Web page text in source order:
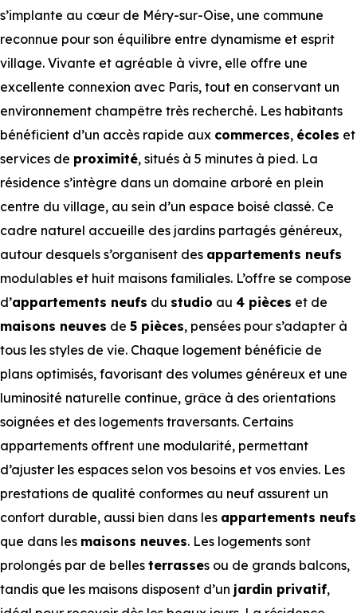
s’implante au cœur de Méry-sur-Oise, une commune
reconnue pour son équilibre entre dynamisme et esprit
village. Vivante et agréable à vivre, elle offre une
excellente connexion avec Paris, tout en conservant un
environnement champêtre très recherché. Les habitants
bénéficient d’un accès rapide aux commerces, écoles et
services de proximité, situés à 5 minutes à pied. La
résidence s’intègre dans un domaine arboré en plein
centre du village, au sein d’un espace boisé classé. Ce
cadre naturel accueille des jardins partagés généreux,
autour desquels s’organisent des appartements neufs
modulables et huit maisons familiales. L’offre se compose
d’appartements neufs du studio au 4 pièces et de
maisons neuves de 5 pièces, pensées pour s’adapter à
tous les styles de vie. Chaque logement bénéficie de
plans optimisés, favorisant des volumes généreux et une
luminosité naturelle continue, grâce à des orientations
soignées et des logements traversants. Certains
appartements offrent une modularité, permettant
d’ajuster les espaces selon vos besoins et vos envies. Les
prestations de qualité conformes au neuf assurent un
confort durable, aussi bien dans les appartements neufs
que dans les maisons neuves. Les logements sont
prolongés par de belles terrasses ou de grands balcons,
tandis que les maisons disposent d’un jardin privatif,